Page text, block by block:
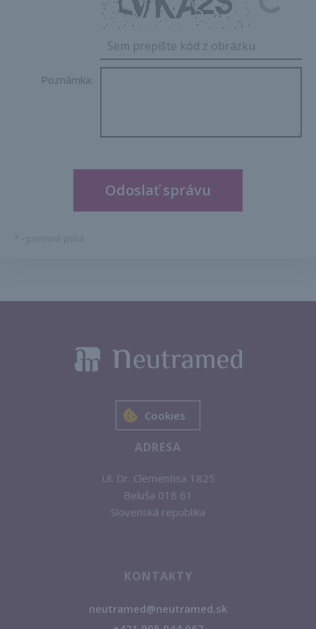
Poznámka:
Cookies
ADRESA
Ul. Dr. Clementisa 1825
Beluša 018 61
Slovenská republika
KONTAKTY
neutramed@neutramed.sk